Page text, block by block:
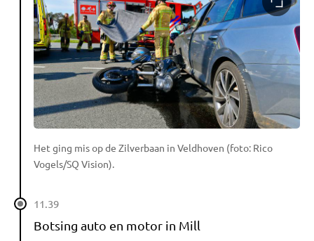
Het ging mis op de Zilverbaan in Veldhoven (foto: Rico
Vogels/SQ Vision).
11.39
Botsing auto en motor in Mill